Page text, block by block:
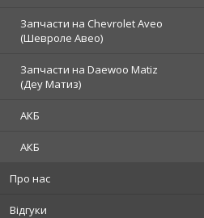
Запчасти на Chevrolet Aveo
(Шевроле Авео)
Запчасти на Daewoo Matiz
(Деу Матиз)
АКБ
АКБ
Про нас
Відгуки